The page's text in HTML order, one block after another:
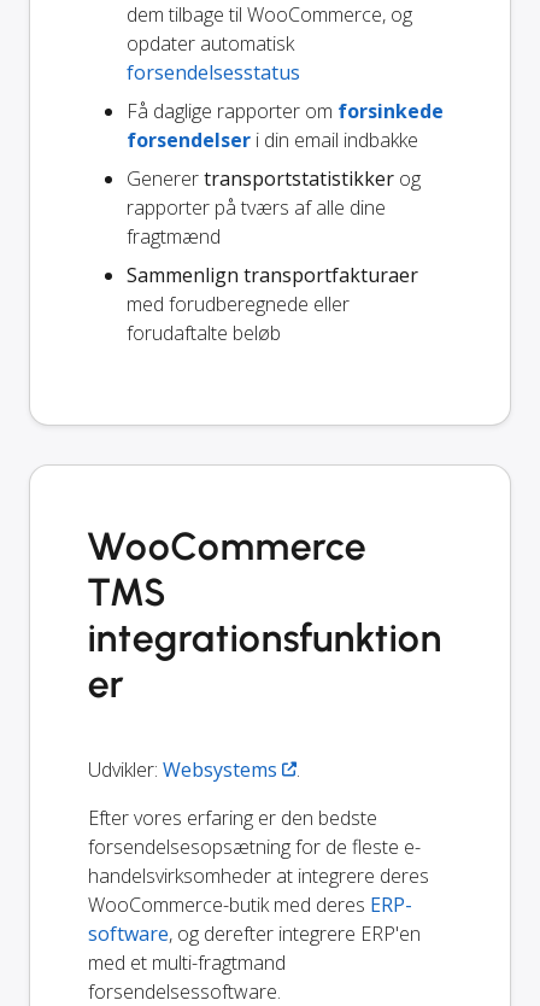
dem tilbage til WooCommerce, og
opdater automatisk
forsendelsesstatus
Få daglige rapporter om forsinkede
forsendelser i din email indbakke
Generertransportstatistikker og
rapporter på tværs af alle dine
fragtmænd
Sammenlign transportfakturaer
med forudberegnede eller
forudaftalte beløb
WooCommerce
TMS
integrationsfunktion
er
Udvikler: Websystems
.
Efter vores erfaring er den bedste
forsendelsesopsætning for de fleste e-
handelsvirksomheder at integrere deres
WooCommerce-butik med deres ERP-
software, og derefter integrere ERP'en
med et multi-fragtmand
forsendelsessoftware.